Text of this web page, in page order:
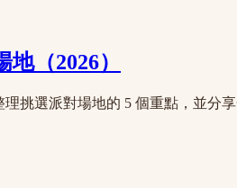
（2026）
挑選派對場地的 5 個重點，並分